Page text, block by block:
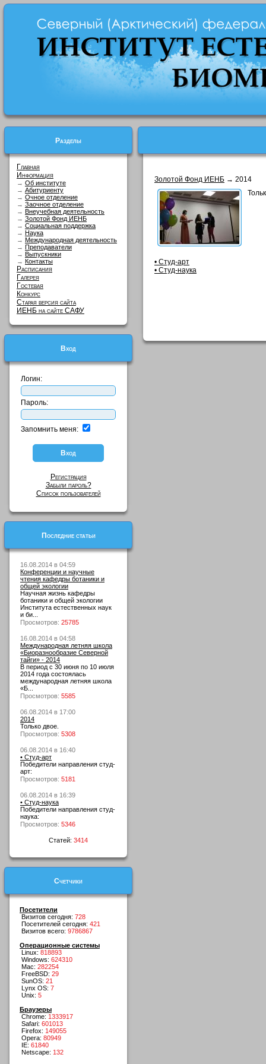
Разделы
Главная
Информация
→ Об институте
→ Абитуриенту
→ Очное отделение
→ Заочное отделение
→ Внеучебная деятельность
→ Золотой Фонд ИЕНБ
→ Социальная поддержка
→ Наука
→ Международная деятельность
→ Преподаватели
→ Выпускники
→ Контакты
Расписания
Галерея
Гостевая
Конкурс
Старая версия сайта
ИЕНБ на сайте САФУ
Вход
Логин:
Пароль:
Запомнить меня:
Регистрация
Забыли пароль?
Список пользователей
Последние статьи
16.08.2014 в 04:59
Конференции и научные
чтения кафедры ботаники и
общей экологии
Научная жизнь кафедры
ботаники и общей экологии
Института естественных наук
и би...
Просмотров: 25785
16.08.2014 в 04:58
Международная летняя школа
«Биоразнообразие Северной
тайги» - 2014
В период с 30 июня по 10 июля
2014 года состоялась
международная летняя школа
«Б...
Просмотров: 5585
06.08.2014 в 17:00
2014
Только двое.
Просмотров: 5308
06.08.2014 в 16:40
• Студ-арт
Победители направления студ-
арт:
Просмотров: 5181
06.08.2014 в 16:39
• Студ-наука
Победители направления студ-
наука:
Просмотров: 5346
Статей: 3414
Счетчики
Посетители
Визитов сегодня: 728
Посетителей сегодня: 421
Визитов всего: 9786867
Операционные системы
Linux: 818893
Windows: 624310
Mac: 282254
FreeBSD: 29
SunOS: 21
Lynx OS: 7
Unix: 5
Браузеры
Chrome: 1333917
Safari: 601013
Firefox: 149055
Opera: 80949
IE: 61840
Netscape: 132
Золотой Фонд ИЕНБ → 2014
• Студ-арт
• Студ-наука